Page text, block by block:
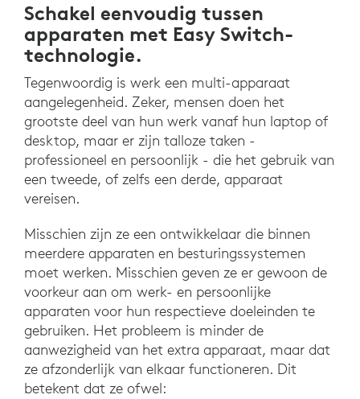
Schakel eenvoudig tussen
apparaten met Easy Switch-
technologie.
Tegenwoordig is werk een multi-apparaat
aangelegenheid. Zeker, mensen doen het
grootste deel van hun werk vanaf hun laptop of
desktop, maar er zijn talloze taken -
professioneel en persoonlijk - die het gebruik van
een tweede, of zelfs een derde, apparaat
vereisen.
Misschien zijn ze een ontwikkelaar die binnen
meerdere apparaten en besturingssystemen
moet werken. Misschien geven ze er gewoon de
voorkeur aan om werk- en persoonlijke
apparaten voor hun respectieve doeleinden te
gebruiken. Het probleem is minder de
aanwezigheid van het extra apparaat, maar dat
ze afzonderlijk van elkaar functioneren. Dit
betekent dat ze ofwel: